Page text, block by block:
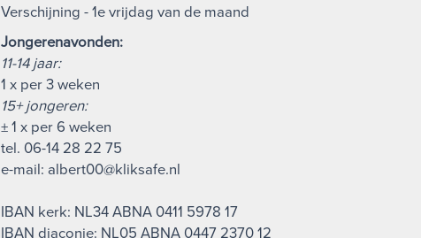
Verschijning - 1e vrijdag van de maand
Jongerenavonden:
11-14 jaar:
1 x per 3 weken
15+ jongeren:
± 1 x per 6 weken
tel. 06-14 28 22 75
e-mail: albert00@kliksafe.nl
IBAN kerk: NL34 ABNA 0411 5978 17
IBAN diaconie: NL05 ABNA 0447 2370 12